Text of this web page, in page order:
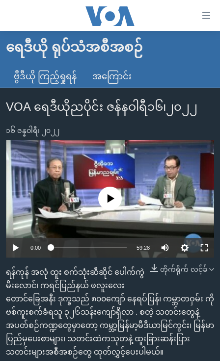
လွယ်ကူ
သည့်
များ
ပင်မ
အကြောင်းအရာ
သို့
ကျော်
ကြည့်
ပင်မ
ညွန်း
စာမျက်နှာ
ကျော်
ကြည့်
ရန်
ရှာဖွေ
ရန်
နေရာ
သို့
မူလစာမျက်နှာ
မြန်မာ
ကမ္ဘာ့သတင်းများ
နိုင်ငံတကာ
တရုတ်
အစ္စရေး-ပါလက်စတိုင်း
ဗွီဒီယို
ရပ်ဝန်းတခု လမ်းတခု အလွန်
အင်္ဂလိပ်စာလေ့လာမယ်
အမေရိကန်သုံးအီဒီယံ
မကြေးမုံရဲ့ အင်္ဂလိပ်စာ
ရုပ်ရှင်ထဲက အင်္ဂလိပ်စာ
သုတပဒေသာ အင်္ဂလိပ်စာ
အပတ်စဉ်ကဏ္ဍများ
ရေဒီယို
တီဗွီ
ရေဒီယိုနှင့်ရုပ်သံ အချက်အလက်များ
ရေဒီယို/တီဗွီအစီအစဉ်
Learning English
ဘာသာစကားများ
ရေဒီယို ရုပ်သံအစီအစဉ်
ဗွီဒီယို ကြည့်ရှုရန် အကြောင်း
VOA ရေဒီယိုညပိုင်း ဇန်နဝါရီ၁၆၊၂၀၂၂
၁၆ ဇန္နဝါရီ၊ ၂၀၂၂
No media source currently available
0:00 59:28
တိုက်ရိုက် လင့်ခ်
ရန်ကုန် အလုံ ထူး စက်သုံးဆီဆိုင် ပေါက်ကွဲ
မီးလောင်၊ ကရင်ပြည်နယ် ဖလူးလေး
တောင်ခြေအနီး ဒုက္ခသည် ၈၀၀ကျော် နေရပ်ပြန်၊ ကမ္ဘာတဝှမ်း ကို
ဗစ်ကူးစက်ခံရသူ ၃၂၆သန်းကျော်ရှိလာ . စတဲ့ သတင်းတွေနဲ့
အပတ်စဉ်ကဏ္ဍတွေမှာတော့ ကမ္ဘာ့မြန်မာ့မီဒီယာမြင်ကွင်း၊ မြန်မာ
ပြည်မှပေးစာများ၊ သတင်းထဲကသုတနဲ့ ထူးခြားဆန်းပြား
သတင်းများအစီအစဉ်တွေ ထုတ်လွှင့်ပေးပါမယ်။